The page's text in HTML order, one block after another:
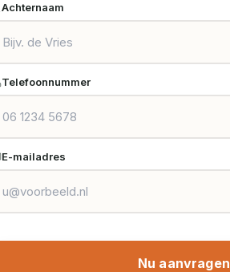
Achternaam
Telefoonnummer
E-mailadres
Nu aanvragen